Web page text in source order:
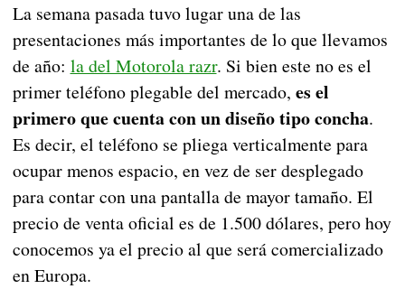
La semana pasada tuvo lugar una de las
presentaciones más importantes de lo que llevamos
de año: la del Motorola razr. Si bien este no es el
primer teléfono plegable del mercado, es el
primero que cuenta con un diseño tipo concha.
Es decir, el teléfono se pliega verticalmente para
ocupar menos espacio, en vez de ser desplegado
para contar con una pantalla de mayor tamaño. El
precio de venta oficial es de 1.500 dólares, pero hoy
conocemos ya el precio al que será comercializado
en Europa.